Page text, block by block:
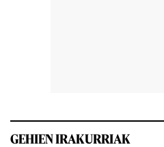
GEHIEN IRAKURRIAK